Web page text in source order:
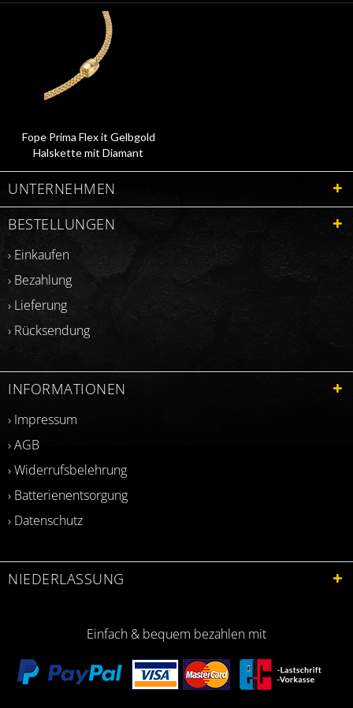
Fope Prima Flex it Gelbgold
Halskette mit Diamant
07F08CX_BB_G_XGX
UNTERNEHMEN
BESTELLUNGEN
› Einkaufen
› Bezahlung
› Lieferung
› Rücksendung
INFORMATIONEN
› Impressum
› AGB
› Widerrufsbelehrung
› Batterienentsorgung
› Datenschutz
NIEDERLASSUNG
Einfach & bequem bezahlen mit